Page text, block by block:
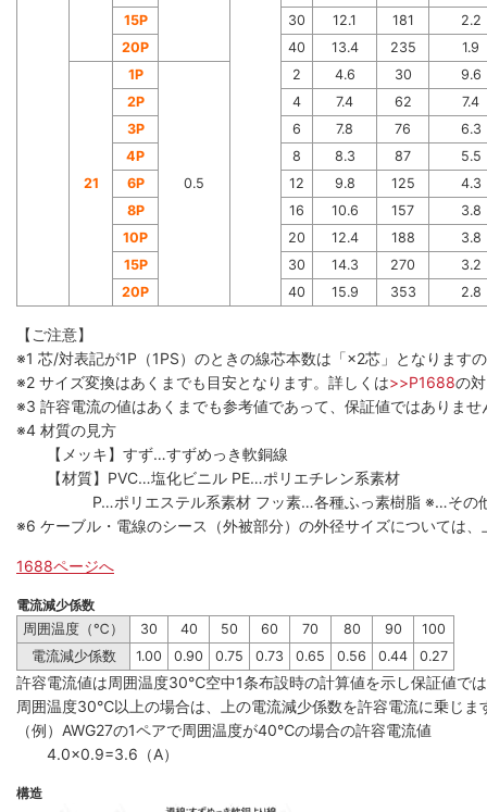
15P
30 12.1 181
2.2
20P
40 13.4 235 1.9
21
1P
0.5
2 4.6 30
9.6
2P
4 7.4 62
7.4
3P
6 7.8 76
6.3
4P
8 8.3 87
5.5
6P
12 9.8 125
4.3
8P
16 10.6 157
3.8
10P
20 12.4 188
3.8
15P
30 14.3 270
3.2
20P
40 15.9 353 2.8
【ご注意】
※1 芯/対表記が1P（1PS）のときの線芯本数は「×2芯」となります
※2 サイズ変換はあくまでも目安となります。詳しくは>>P1688の
※3 許容電流の値はあくまでも参考値であって、保証値ではありませ
※4 材質の見方
【メッキ】すず…すずめっき軟銅線
【材質】PVC…塩化ビニル PE…ポリエチレン系素材
P…ポリエステル系素材 フッ素…各種ふっ素樹脂 ※…その
※6 ケーブル・電線のシース（外被部分）の外径サイズについては
1688ページへ
電流減少係数
周囲温度（℃）
30 40 50 60 70 80 90
100
電流減少係数
1.00 0.90 0.75 0.73 0.65 0.56 0.44 0.27
許容電流値は周囲温度30℃空中1条布設時の計算値を示し保証値で
周囲温度30℃以上の場合は、上の電流減少係数を許容電流に乗じま
（例）AWG27の1ペアで周囲温度が40℃の場合の許容電流値
4.0×0.9=3.6（A）
構造